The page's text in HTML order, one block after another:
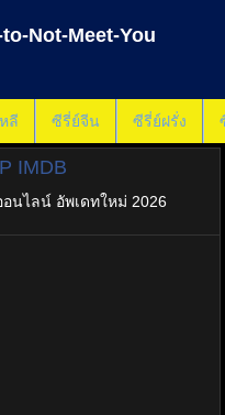
Not-Meet-You
ลี ซีรี่ย์จีน ซีรี่ย์ฝรั่ง
IMDB
นไลน์ อัพเดทใหม่ 2026